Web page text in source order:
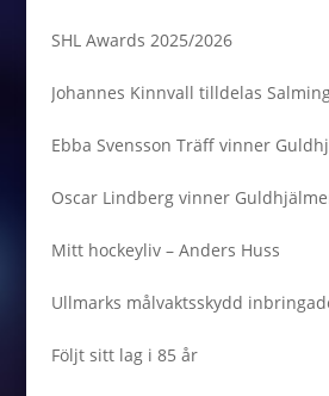
SHL Awards 2025/2026
Johannes Kinnvall tilldelas
Ebba Svensson Träff vinner
Oscar Lindberg vinner
Mitt hockeyliv – Anders Huss
Ullmarks målvaktsskydd
Följt sitt lag i 85 år